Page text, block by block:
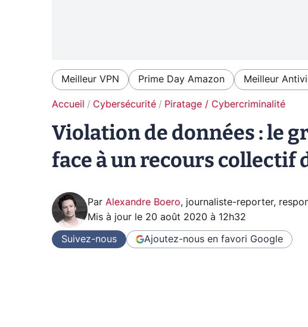
Meilleur VPN Prime Day Amazon Meilleur
Accueil Cybersécurité Piratage / Cybercriminalité
Violation de données : le
face à un recours collectif
Par Alexandre Boero, journaliste-reporter,
Mis à jour le 20 août 2020 à 12h32
Suivez-nous Ajoutez-nous en favori Google